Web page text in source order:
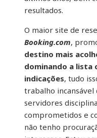
resultados.
O maior site de
Booking.com,
destino mais
dominando a lista
indicações, tudo
trabalho incansável
servidores
comprometidos e
não tenho